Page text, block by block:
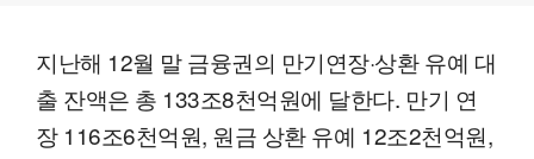
지난해 12월 말 금융권의 만기연장·상환 유예 대
출 잔액은 총 133조8천억원에 달한다. 만기 연
장 116조6천억원, 원금 상환 유예 12조2천억원,